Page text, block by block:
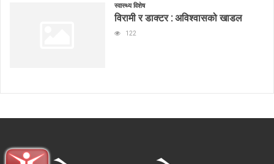
स्वास्थ्य विशेष
विरामी र डाक्टर : अविश्वासको खाडल
122